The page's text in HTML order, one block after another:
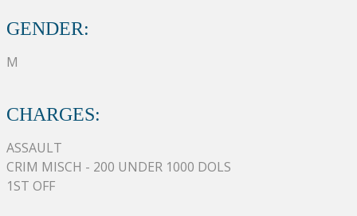
GENDER:
M
CHARGES:
ASSAULT
CRIM MISCH - 200 UNDER 1000 DOLS
1ST OFF